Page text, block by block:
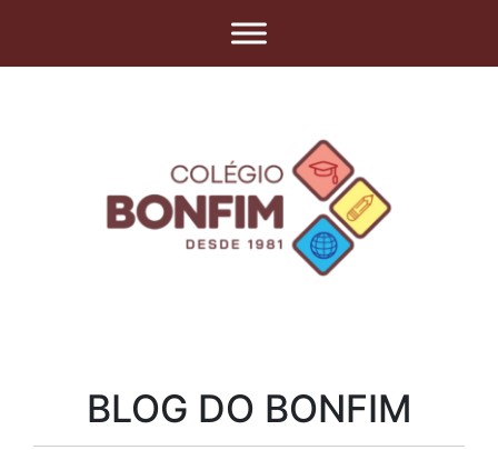
BLOG DO BONFIM